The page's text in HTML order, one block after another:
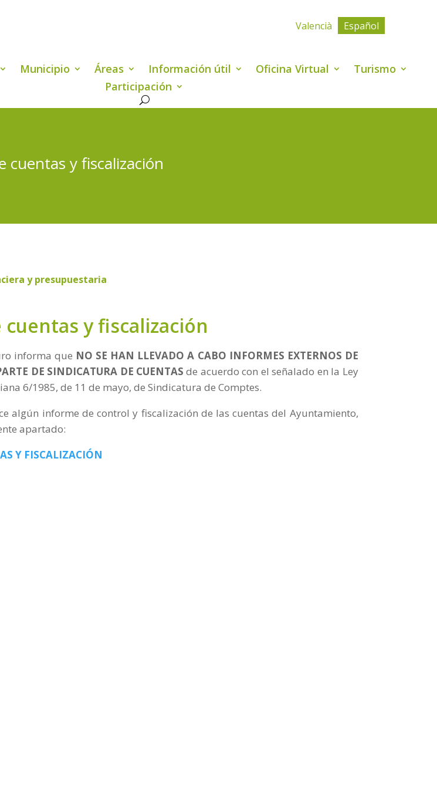
Valencià Español
Municipio Áreas Información útil Oficina Virtual
Turismo
Participación
cuentas y fiscalización
y presupuestaria
y fiscalización
informa que NO SE HAN LLEVADO A CABO INFORMES EXTERNOS DE
DE SINDICATURA DE CUENTAS de acuerdo con el señalado en la Ley
6/1985, de 11 de mayo, de Sindicatura de Comptes.
algún informe de control y fiscalización de las cuentas del Ayuntamiento,
apartado:
Y FISCALIZACIÓN